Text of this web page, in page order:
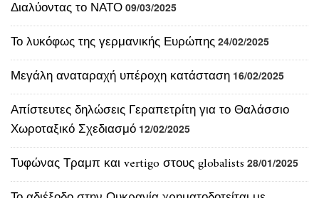
Το λυκόφως της γερμανικής Ευρώπης
Μεγάλη αναταραχή υπέροχη κατάσταση 16/02/2025
Απίστευτες δηλώσεις Γεραπετρίτη για το Θαλάσσιο
Χωροταξικό Σχεδιασμό 12/02/2025
Τυφώνας Τραμπ και vertigo στους globalists
Το αδιέξοδο στην Ουκρανία χρηματοδοτείται με
ρωσικά κεφάλαια 21/01/2025